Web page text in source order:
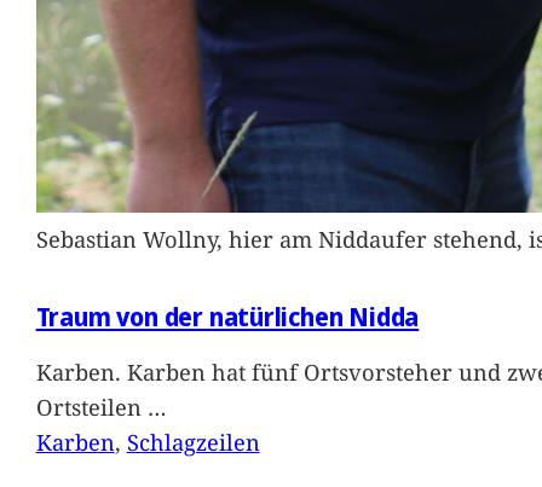
Sebastian Wollny, hier am Niddaufer
Traum von der natürlichen Nidda
Karben. Karben hat fünf Ortsvorsteher und
Ortsteilen …
Karben, Schlagzeilen